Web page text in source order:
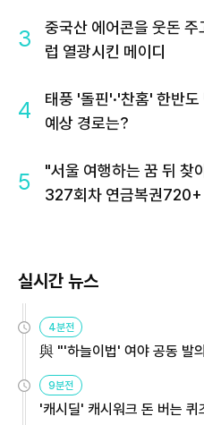
3
중국산 에어콘을 웃돈 주
럽 열광시킨 메이디
4
태풍 '돌핀'·'찬홈' 한반
예상 경로는?
5
"서울 여행하는 꿈 뒤 찾
327회차 연금복권720+
실시간 뉴스
4분전
與 "'하늘이법' 여야 공동 발
9분전
'캐시딜' 캐시워크 돈 버는 퀴